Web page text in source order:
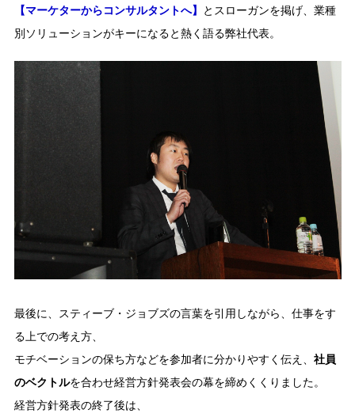
【マーケターからコンサルタントへ】
とスローガンを掲げ、業種
別ソリューションがキーになると熱く語る弊社代表。
最後に、スティーブ・ジョブズの言葉を引用しながら、仕事をす
る上での考え方、
モチベーションの保ち方などを参加者に分かりやすく伝え、 社員
のベクトルを合わせ経営方針発表会の幕を締めくくりました。
経営方針発表の終了後は、